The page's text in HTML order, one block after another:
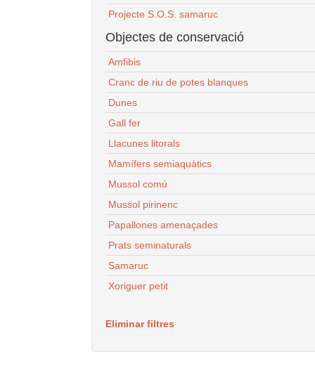
Projecte S.O.S. samaruc
Objectes de conservació
Amfibis
Cranc de riu de potes blanques
Dunes
Gall fer
Llacunes litorals
Mamífers semiaquàtics
Mussol comú
Mussol pirinenc
Papallones amenaçades
Prats seminaturals
Samaruc
Xoriguer petit
Eliminar filtres